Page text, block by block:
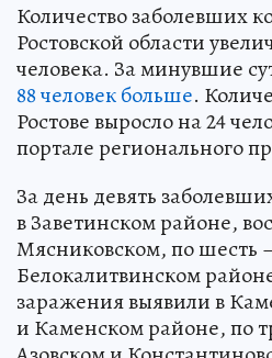
Количество заболевших
Ростовской области
человека. За минувшие
88 человек больше.
Ростове выросло на 24
портале регионального
За день девять
в Заветинском районе,
Мясниковском, по шесть
Белокалитвинском
заражения выявили в
и Каменском районе, по